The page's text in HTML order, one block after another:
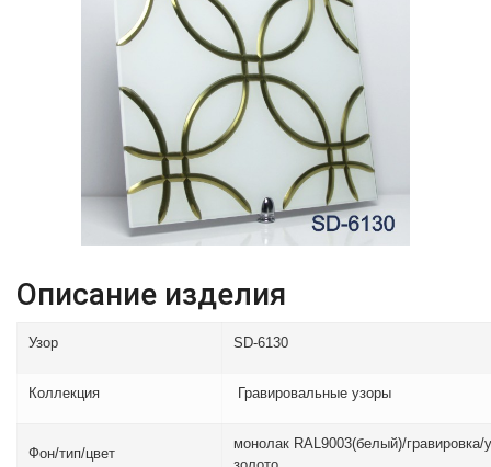
Описание изделия
Узор SD-6130
Коллекция Гравировальные узоры
Фон/тип/цвет
монолак RAL9003(белый)/гравировка/